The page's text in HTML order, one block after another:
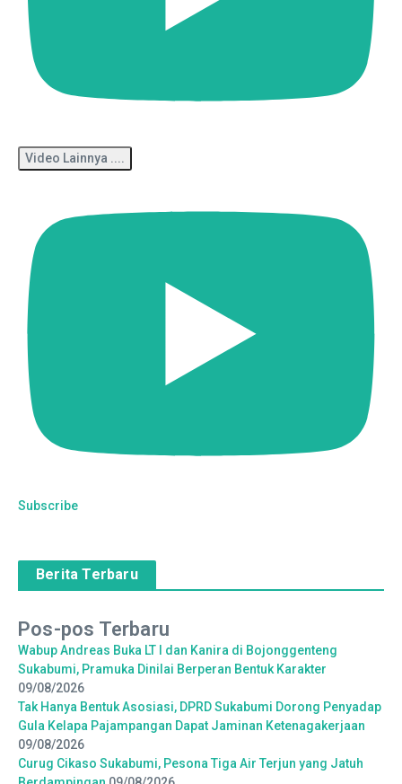
Video Lainnya ....
Subscribe
Berita Terbaru
Pos-pos Terbaru
Wabup Andreas Buka LT I dan Kanira di Bojonggenteng
Sukabumi, Pramuka Dinilai Berperan Bentuk Karakter
09/08/2026
Tak Hanya Bentuk Asosiasi, DPRD Sukabumi Dorong Penyadap
Gula Kelapa Pajampangan Dapat Jaminan Ketenagakerjaan
09/08/2026
Curug Cikaso Sukabumi, Pesona Tiga Air Terjun yang Jatuh